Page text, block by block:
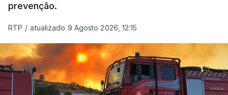
prevenção.
RTP / atualizado 9 Agosto 2026, 12:15